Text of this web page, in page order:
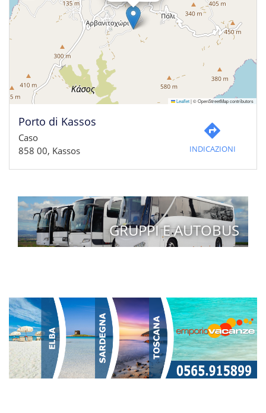
Leaflet|© OpenStreetMap contributors
Porto di Kassos
Caso
858 00, Kassos
INDICAZIONI
GRUPPI E AUTOBUS